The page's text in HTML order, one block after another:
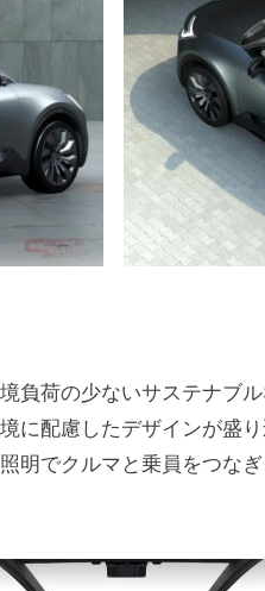
負荷の少ないサステナブ
に配慮したデザインが盛
明でクルマと乗員をつなぎ